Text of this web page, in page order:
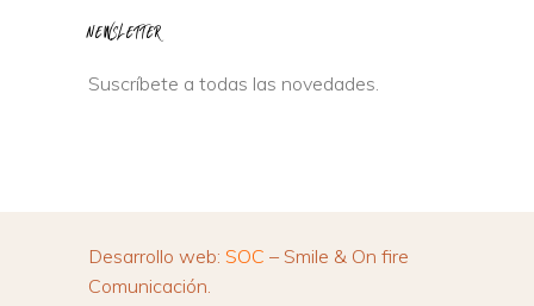
NEWSLETTER
Suscríbete a todas las novedades.
Desarrollo web: SOC – Smile & On fire
Comunicación.